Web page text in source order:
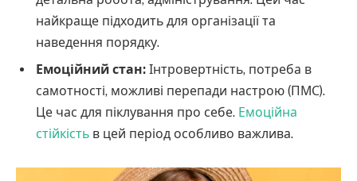
найкраще підходить для організації та
наведення порядку.
Емоційний стан: Інтровертність, потреба в
самотності, можливі перепади настрою (ПМС).
Це час для піклування про себе. Емоційна
стійкість в цей період особливо важлива.